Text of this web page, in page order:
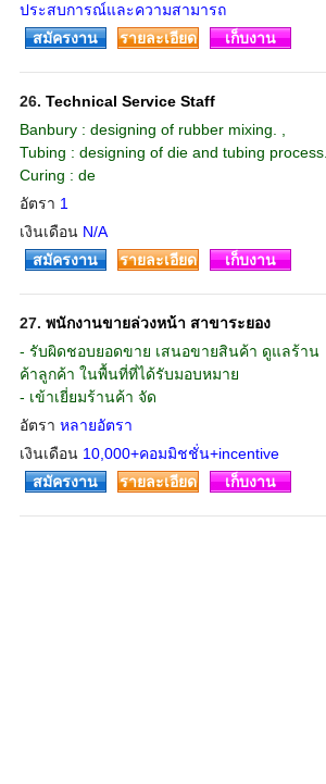
ประสบการณ์และความสามารถ
สมัครงาน รายละเอียด เก็บงาน
26. Technical Service Staff
Banbury : designing of rubber mixing. ,
Tubing : designing of die and tubing process.
Curing : de
อัตรา 1
เงินเดือน N/A
สมัครงาน รายละเอียด เก็บงาน
27. พนักงานขายล่วงหน้า สาขาระยอง
- รับผิดชอบยอดขาย เสนอขายสินค้า ดูแลร้าน
ค้าลูกค้า ในพื้นที่ที่ได้รับมอบหมาย
- เข้าเยี่ยมร้านค้า จัด
อัตรา หลายอัตรา
เงินเดือน 10,000+คอมมิชชั่น+incentive
สมัครงาน รายละเอียด เก็บงาน